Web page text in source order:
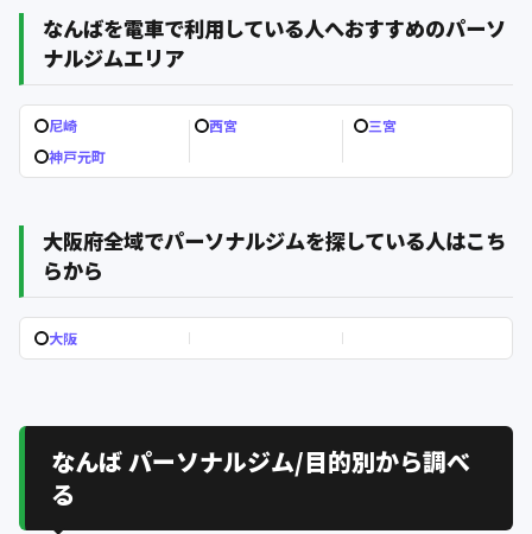
なんばを電車で利用している人へおすすめのパーソ
ナルジムエリア
尼崎 西宮
三宮
神戸元町
大阪府全域でパーソナルジムを探している人はこち
らから
大阪
なんば パーソナルジム/目的別から調べ
る